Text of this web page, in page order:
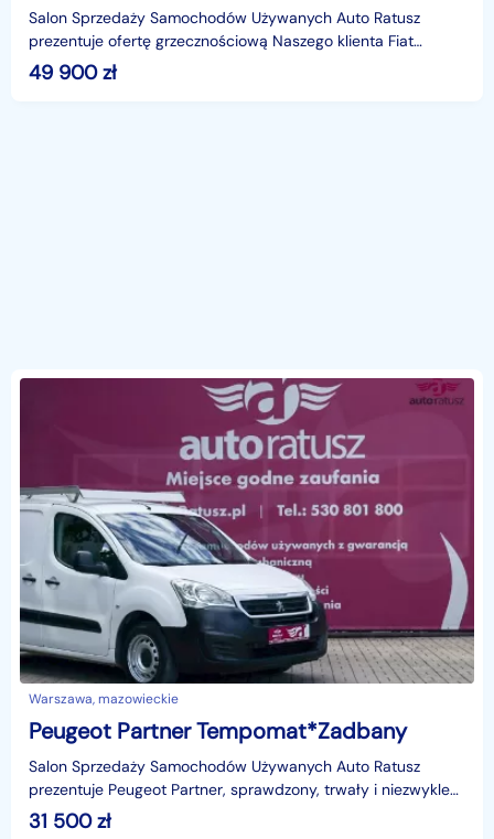
Salon Sprzedaży Samochodów Używanych Auto Ratusz
prezentuje ofertę grzecznościową Naszego klienta Fiat
Ducato, jeden z najpopularniejszych i najbardziej sprawdz
49 900zł
Warszawa, mazowieckie
Peugeot Partner Tempomat*Zadbany
Salon Sprzedaży Samochodów Używanych Auto Ratusz
prezentuje Peugeot Partner, sprawdzony, trwały i niezwykle
praktyczny samochód dostawczy, który doskonale spraw
31 500zł